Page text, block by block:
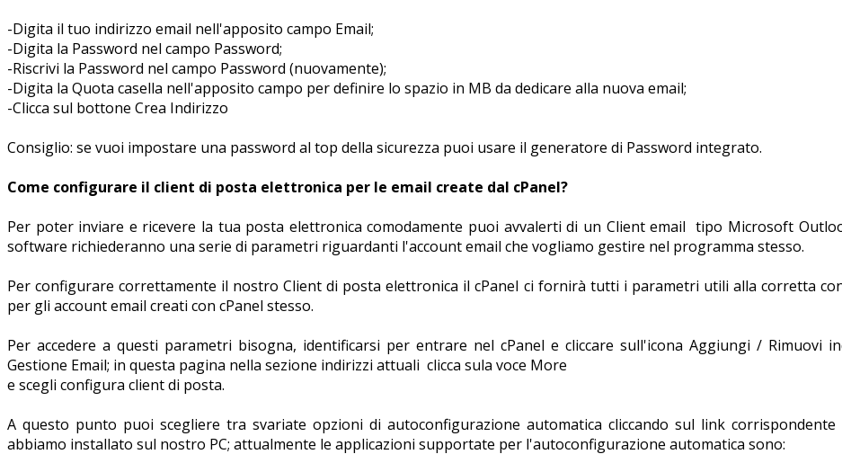
-Digita il tuo indirizzo email nell'apposito campo Email;
-Digita la Password nel campo Password;
-Riscrivi la Password nel campo Password (nuovamente);
-Digita la Quota casella nell'apposito campo per definire lo spazio in MB da dedicare alla nuova email;
-Clicca sul bottone Crea Indirizzo
Consiglio: se vuoi impostare una password al top della sicurezza puoi usare il generatore di Password integrato.
Come configurare il client di posta elettronica per le email create dal cPanel?
Per poter inviare e ricevere la tua posta elettronica comodamente puoi avvalerti di un Client email tipo Microsoft
software richiederanno una serie di parametri riguardanti l'account email che vogliamo gestire nel programma stesso.
Per configurare correttamente il nostro Client di posta elettronica il cPanel ci fornirà tutti i parametri utili alla corretta
per gli account email creati con cPanel stesso.
Per accedere a questi parametri bisogna, identificarsi per entrare nel cPanel e cliccare sull'icona Aggiungi / Rimuovi
Gestione Email; in questa pagina nella sezione indirizzi attuali clicca sula voce More
e scegli configura client di posta.
A questo punto puoi scegliere tra svariate opzioni di autoconfigurazione automatica cliccando sul link
abbiamo installato sul nostro PC; attualmente le applicazioni supportate per l'autoconfigurazione automatica sono: